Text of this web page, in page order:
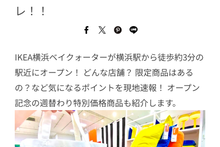
レ！！
IKEA横浜ベイクォーターが横浜駅から徒歩約3分の
駅近にオープン！ どんな店舗？ 限定商品はある
の？など気になるポイントを現地速報！ オープン
記念の週替わり特別価格商品も紹介します。